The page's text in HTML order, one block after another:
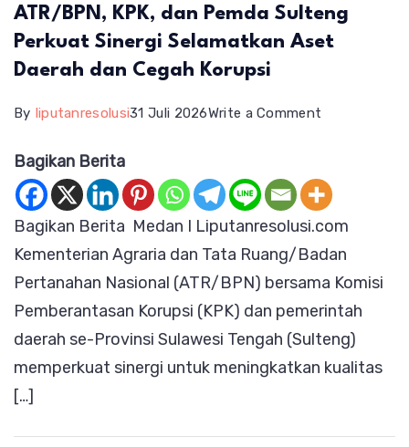
ATR/BPN, KPK, dan Pemda Sulteng
Perkuat Sinergi Selamatkan Aset
Daerah dan Cegah Korupsi
By liputanresolusi31 Juli 2026Write a Comment
dan
Pemda
Sulteng
Perkuat
Sinergi
Selamatkan
Aset
Bagikan Berita
Bagikan Berita Medan I Liputanresolusi.com
Kementerian Agraria dan Tata Ruang/Badan
Pertanahan Nasional (ATR/BPN) bersama Komisi
Pemberantasan Korupsi (KPK) dan pemerintah
daerah se-Provinsi Sulawesi Tengah (Sulteng)
memperkuat sinergi untuk meningkatkan kualitas
[…]